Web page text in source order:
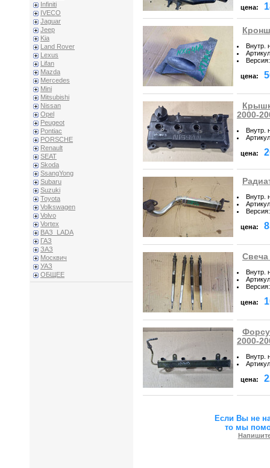
Infiniti
IVECO
Jaguar
Jeep
Kia
Land Rover
Lexus
Lifan
Mazda
Mercedes
Mini
Mitsubishi
Nissan
Opel
Peugeot
Pontiac
PORSCHE
Renault
SEAT
Skoda
SsangYong
Subaru
Suzuki
Toyota
Volkswagen
Volvo
Vortex
ВАЗ_LADA
ГАЗ
ЗАЗ
Москвич
УАЗ
ОБЩЕЕ
цена:
Внутр.
Артикул
Версия:
цена:
2000-
Внутр.
Артикул
цена:
Внутр.
Артикул
Версия:
цена:
Свеча
Внутр.
Артикул
Версия:
цена:
2000-
Внутр.
Артикул
цена:
Если Вы не
то мы